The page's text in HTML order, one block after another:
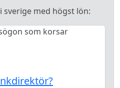
sverige med högst lön: